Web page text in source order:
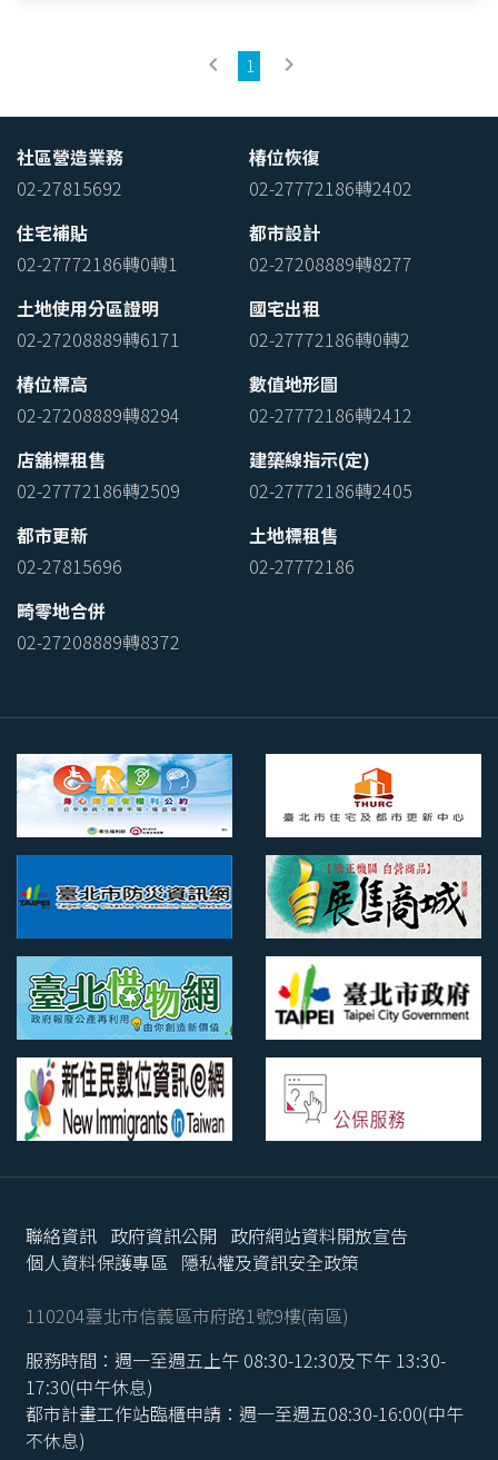
keyboard_arrow_left 1 keyboard_arrow_right
社區營造業務
02-27815692
椿位恢復
02-27772186轉2402
住宅補貼
02-27772186轉0轉1
都市設計
02-27208889轉8277
土地使用分區證明
02-27208889轉6171
國宅出租
02-27772186轉0轉2
椿位標高
02-27208889轉8294
數值地形圖
02-27772186轉2412
店舖標租售
02-27772186轉2509
建築線指示(定)
02-27772186轉2405
都市更新
02-27815696
土地標租售
02-27772186
畸零地合併
02-27208889轉8372
聯絡資訊 政府資訊公開 政府網站資料開放宣告
個人資料保護專區 隱私權及資訊安全政策
110204臺北市信義區市府路1號9樓(南區)
服務時間：週一至週五上午 08:30-12:30及下午 13:30-
17:30(中午休息)
都市計畫工作站臨櫃申請：週一至週五08:30-16:00(中午
不休息)